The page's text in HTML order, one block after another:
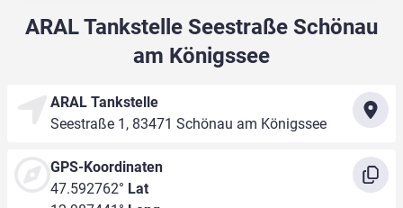
ARAL Tankstelle Seestraße Schönau
am Königssee
ARAL Tankstelle
Seestraße 1, 83471 Schönau am Königssee
GPS-Koordinaten
47.592762° Lat